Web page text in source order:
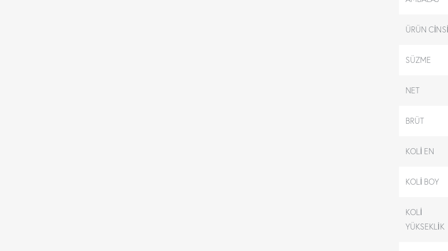
ÜRÜN CİNSİ
SÜZME
NET
BRÜT
KOLİ EN
KOLİ BOY
KOLİ
YÜKSEKLİK